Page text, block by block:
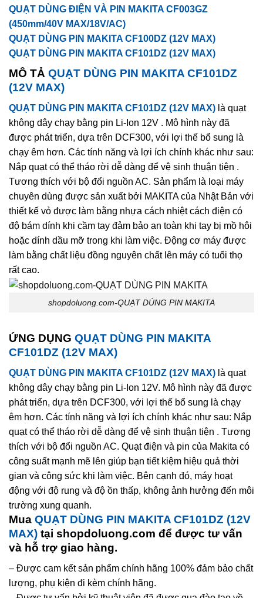
QUẠT DÙNG ĐIỆN VÀ PIN MAKITA CF003GZ
(450mm/40V MAX/18V/AC)
QUẠT DÙNG PIN MAKITA CF100DZ (12V MAX)
QUẠT DÙNG PIN MAKITA CF101DZ (12V MAX)
MÔ TẢ QUẠT DÙNG PIN MAKITA CF101DZ
(12V MAX)
QUẠT DÙNG PIN MAKITA CF101DZ (12V MAX) là quạt
không dây chạy bằng pin Li-Ion 12V . Mô hình này đã
được phát triển, dựa trên DCF300, với lợi thế bổ sung là
chạy êm hơn. Các tính năng và lợi ích chính khác như sau:
Nắp quạt có thể tháo rời dễ dàng để vệ sinh thuận tiện .
Tương thích với bộ đổi nguồn AC. Sản phẩm là loại máy
chuyên dùng được sản xuất bởi MAKITA của Nhật Bản với
thiết kế vỏ được làm bằng nhựa cách nhiệt cách điện có
độ bám dính khi cầm tay đảm bảo an toàn khi tay bị mồ hôi
hoặc dính dầu mỡ trong khi làm việc. Động cơ máy được
làm bằng chất liệu đồng nguyên chất lên máy có tuổi thọ
rất cao.
shopdoluong.com-QUẠT DÙNG PIN MAKITA
ỨNG DỤNG QUẠT DÙNG PIN MAKITA
CF101DZ (12V MAX)
QUẠT DÙNG PIN MAKITA CF101DZ (12V MAX) là quạt
không dây chạy bằng pin Li-Ion 12V. Mô hình này đã được
phát triển, dựa trên DCF300, với lợi thế bổ sung là chạy
êm hơn. Các tính năng và lợi ích chính khác như sau: Nắp
quạt có thể tháo rời dễ dàng để vệ sinh thuận tiện . Tương
thích với bộ đổi nguồn AC. Quạt điện và pin của Makita có
công suất mạnh mẽ lên giúp bạn tiết kiệm hiệu quả thời
gian và công sức khi làm việc. Bên cạnh đó, máy hoạt
động với độ rung và độ ồn thấp, không ảnh hưởng đến môi
trường xung quanh.
Mua QUẠT DÙNG PIN MAKITA CF101DZ (12V
MAX) tại shopdoluong.com để được tư vấn
và hỗ trợ giao hàng.
– Được cam kết sản phẩm chính hãng 100% đảm bảo chất
lượng, phụ kiện đi kèm chính hãng.